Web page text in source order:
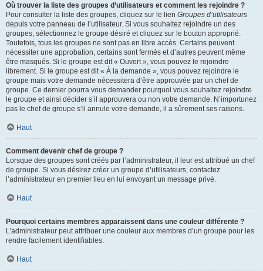
Où trouver la liste des groupes d’utilisateurs et comment les rejoindre ?
Pour consulter la liste des groupes, cliquez sur le lien Groupes d’utilisateurs
depuis votre panneau de l’utilisateur. Si vous souhaitez rejoindre un des
groupes, sélectionnez le groupe désiré et cliquez sur le bouton approprié.
Toutefois, tous les groupes ne sont pas en libre accès. Certains peuvent
nécessiter une approbation, certains sont fermés et d’autres peuvent même
être masqués. Si le groupe est dit « Ouvert », vous pouvez le rejoindre
librement. Si le groupe est dit « À la demande », vous pouvez rejoindre le
groupe mais votre demande nécessitera d’être approuvée par un chef de
groupe. Ce dernier pourra vous demander pourquoi vous souhaitez rejoindre
le groupe et ainsi décider s’il approuvera ou non votre demande. N’importunez
pas le chef de groupe s’il annule votre demande, il a sûrement ses raisons.
Haut
Comment devenir chef de groupe ?
Lorsque des groupes sont créés par l’administrateur, il leur est attribué un chef
de groupe. Si vous désirez créer un groupe d’utilisateurs, contactez
l’administrateur en premier lieu en lui envoyant un message privé.
Haut
Pourquoi certains membres apparaissent dans une couleur différente ?
L’administrateur peut attribuer une couleur aux membres d’un groupe pour les
rendre facilement identifiables.
Haut